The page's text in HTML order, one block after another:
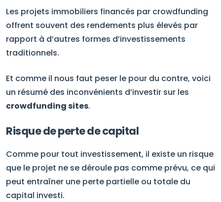
Les projets immobiliers financés par crowdfunding
offrent souvent des rendements plus élevés par
rapport à d’autres formes d’investissements
traditionnels.
Et comme il nous faut peser le pour du contre, voici
un résumé des inconvénients d’investir sur les
crowdfunding sites.
Risque de perte de capital
Comme pour tout investissement, il existe un risque
que le projet ne se déroule pas comme prévu, ce qui
peut entraîner une perte partielle ou totale du
capital investi.